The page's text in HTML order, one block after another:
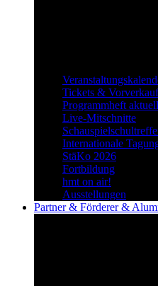
Tickets & Vorverkauf
Programmheft aktuell
Live-Mitschnitte
Internationale
StäKo 2026
Fortbildung
hmt on air!
Ausstellungen
Partner & Förderer &